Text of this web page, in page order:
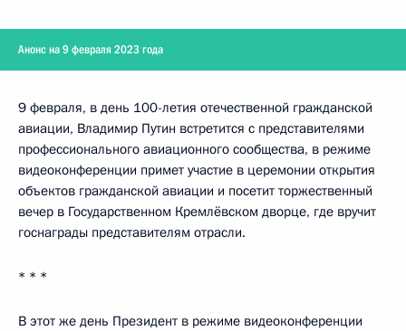
Анонс на 9 февраля 2023 года
9 февраля, в день 100-летия отечественной гражданской
авиации, Владимир Путин встретится с представителями
профессионального авиационного сообщества, в режиме
видеоконференции примет участие в церемонии открытия
объектов гражданской авиации и посетит торжественный
вечер в Государственном Кремлёвском дворце, где вручит
госнаграды представителям отрасли.
* * *
В этот же день Президент в режиме видеоконференции